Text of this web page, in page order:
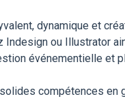
dynamique et
Indesign ou Illustrator
événementielle et
compétences en